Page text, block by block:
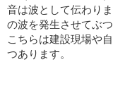
音は波として伝わり
の波を発生させてぶ
こちらは建設現場や
つあります。